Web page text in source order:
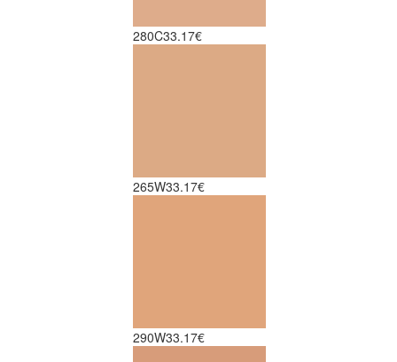
280C33.17€
265W33.17€
290W33.17€